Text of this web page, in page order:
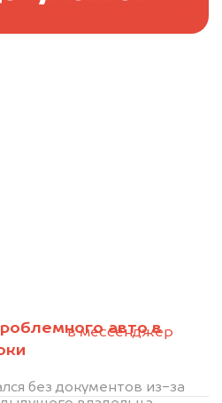
авто в
без документов из-за
в мессенджер
почту